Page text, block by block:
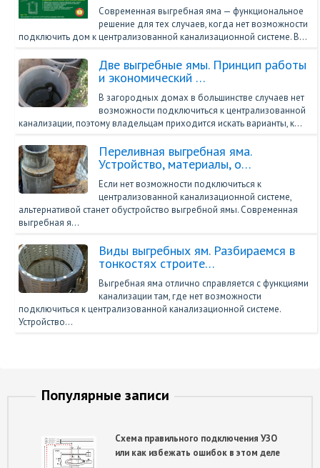
Современная выгребная яма — функциональное
решение для тех случаев, когда нет возможности
подключить дом к централизованной канализационной системе. В…
Две выгребные ямы. Принцип работы
и экономический …
В загородных домах в большинстве случаев нет
возможности подключиться к централизованной
канализации, поэтому владельцам приходится искать варианты, к…
Переливная выгребная яма.
Устройство, материалы, о…
Если нет возможности подключиться к
централизованной канализационной системе,
альтернативой станет обустройство выгребной ямы. Современная
выгребная я…
Виды выгребных ям. Разбираемся в
тонкостях строите…
Выгребная яма отлично справляется с функциями
канализации там, где нет возможности
подключиться к централизованной канализационной системе.
Устройство…
Популярные записи
Схема правильного подключения УЗО
или как избежать ошибок в этом деле